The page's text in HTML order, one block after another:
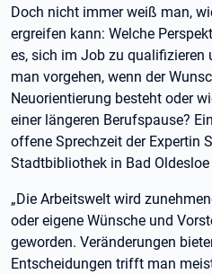
Doch nicht immer weiß man,
ergreifen kann: Welche
es, sich im Job zu qualifizieren
man vorgehen, wenn der
Neuorientierung besteht oder
einer längeren Berufspause?
offene Sprechzeit der Expertin
Stadtbibliothek in Bad
„Die Arbeitswelt wird
oder eigene Wünsche und
geworden. Veränderungen
Entscheidungen trifft man